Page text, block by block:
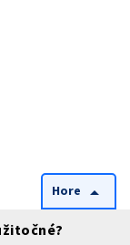
Hore arrow_drop_up